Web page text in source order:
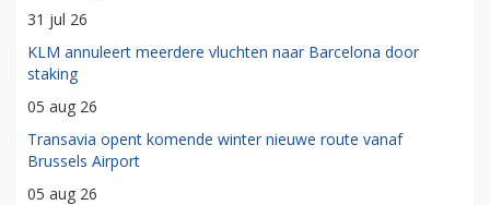
31 jul 26
KLM annuleert meerdere vluchten naar Barcelona door
staking
05 aug 26
Transavia opent komende winter nieuwe route vanaf
Brussels Airport
05 aug 26